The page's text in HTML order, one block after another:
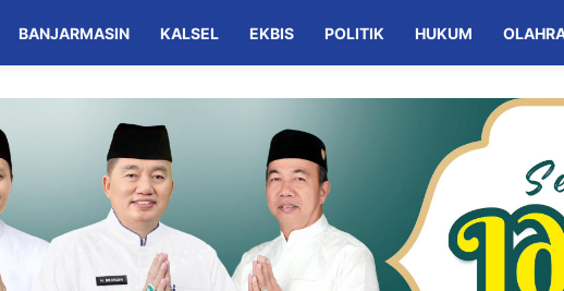
BANJARMASIN KALSEL EKBIS POLITIK HUKUM